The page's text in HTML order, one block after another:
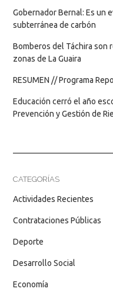
Gobernador Bernal: Es un
subterránea de carbón
Bomberos del Táchira son
zonas de La Guaira
RESUMEN // Programa
Educación cerró el año
Prevención y Gestión de
CATEGORÍAS
Actividades Recientes
Contrataciones Públicas
Deporte
Desarrollo Social
Economía